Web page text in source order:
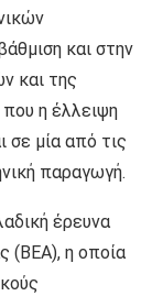
και στην
και της
η έλλειψη
σε μία από τις
παραγωγή.
έρευνα
(ΒΕΑ), η οποία